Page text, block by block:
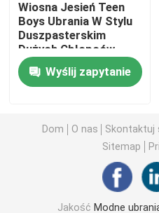
Odzież dziecięca
Modna Odzież Dziecięca
Dziecięca odzież
Wiosenne ubrania dla
Wiosna Jesień Teen
Boys Ubrania W Stylu
Duszpasterskim
Dużych Chłopców
Kratę Koszula
Wyślij zapytanie
Dom O nas Skontaktuj
Sitemap
Jakość Modne